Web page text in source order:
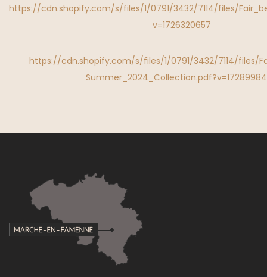
https://cdn.shopify.com/s/files/1/0791/3432/7114/files/
v=1726320657
https://cdn.shopify.com/s/files/1/0791/3432/7114/files/